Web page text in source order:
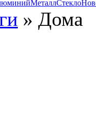
МеталлСтекло
» Дома